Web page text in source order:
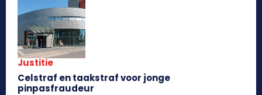
Justitie
Celstraf en taakstraf voor jonge
pinpasfraudeur